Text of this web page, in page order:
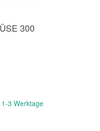
300
3 Werktage